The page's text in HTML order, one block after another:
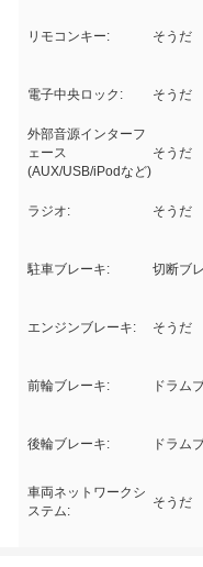
リモコンキー: そうだ
電子中央ロック: そうだ
外部音源インターフ
ェース
(AUX/USB/iPodなど)
そうだ
ラジオ: そうだ
駐車ブレーキ: 切断ブ
エンジンブレーキ: そうだ
前輪ブレーキ: ドラム
後輪ブレーキ: ドラム
車両ネットワークシ
ステム:
そうだ